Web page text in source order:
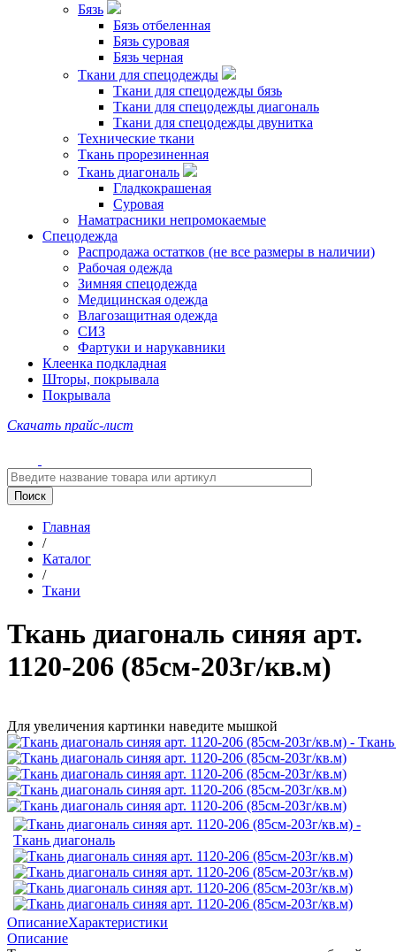
Бязь
Бязь отбеленная
Бязь суровая
Бязь черная
Ткани для спецодежды
Ткани для спецодежды бязь
Ткани для спецодежды диагональ
Ткани для спецодежды двунитка
Технические ткани
Ткань прорезиненная
Ткань диагональ
Гладкокрашеная
Суровая
Наматрасники непромокаемые
Спецодежда
Распродажа остатков (не все размеры в наличии)
Рабочая одежда
Зимняя спецодежда
Медицинская одежда
Влагозащитная одежда
СИЗ
Фартуки и нарукавники
Клеенка подкладная
Шторы, покрывала
Покрывала
Скачать прайс-лист
Главная
/
Каталог
/
Ткани
Ткань диагональ синяя арт.
1120-206 (85см-203г/кв.м)
Для увеличения картинки наведите мышкой
ОписаниеХарактеристики
Описание